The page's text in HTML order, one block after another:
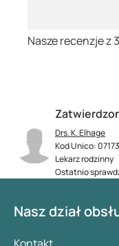
Drs. K. Elhage
Kod Unico: 07173
Lekarz rodzinny
Ostatnio
Nasze recenzje z
Nasz dział